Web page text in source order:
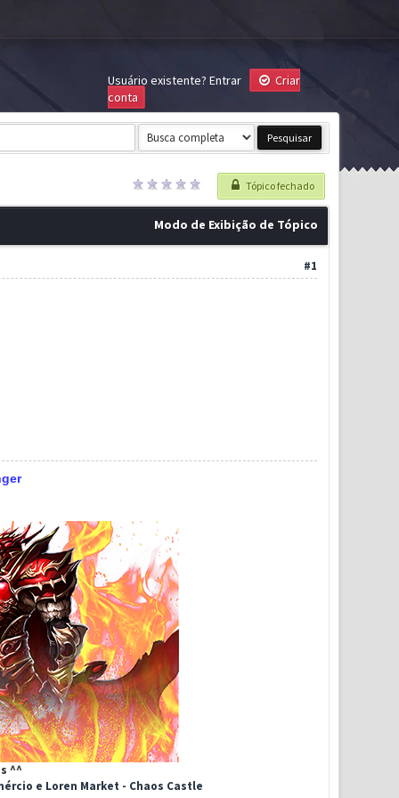
Usuário existente? Entrar
Criar
conta
Tópico fechado
Modo de Exibição de Tópico
#1
^^
e Loren Market - Chaos Castle